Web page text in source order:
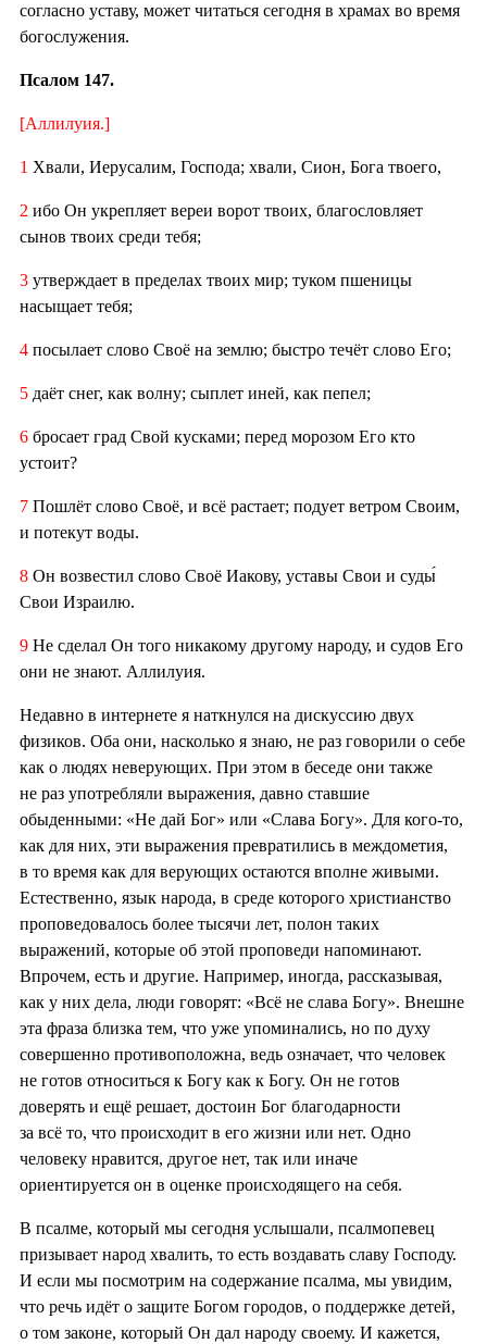
согласно уставу, может читаться сегодня в храмах во время
богослужения.
Псалом 147.
[Аллилуия.]
1 Хвали, Иерусалим, Господа; хвали, Сион, Бога твоего,
2 ибо Он укрепляет вереи ворот твоих, благословляет
сынов твоих среди тебя;
3 утверждает в пределах твоих мир; туком пшеницы
насыщает тебя;
4 посылает слово Своё на землю; быстро течёт слово Его;
5 даёт снег, как волну; сыплет иней, как пепел;
6 бросает град Свой кусками; перед морозом Его кто
устоит?
7 Пошлёт слово Своё, и всё растает; подует ветром Своим,
и потекут воды.
8 Он возвестил слово Своё Иакову, уставы Свои и суды́
Свои Израилю.
9 Не сделал Он того никакому другому народу, и судов Его
они не знают. Аллилуия.
Недавно в интернете я наткнулся на дискуссию двух
физиков. Оба они, насколько я знаю, не раз говорили о себе
как о людях неверующих. При этом в беседе они также
не раз употребляли выражения, давно ставшие
обыденными: «Не дай Бог» или «Слава Богу». Для кого-то,
как для них, эти выражения превратились в междометия,
в то время как для верующих остаются вполне живыми.
Естественно, язык народа, в среде которого христианство
проповедовалось более тысячи лет, полон таких
выражений, которые об этой проповеди напоминают.
Впрочем, есть и другие. Например, иногда, рассказывая,
как у них дела, люди говорят: «Всё не слава Богу». Внешне
эта фраза близка тем, что уже упоминались, но по духу
совершенно противоположна, ведь означает, что человек
не готов относиться к Богу как к Богу. Он не готов
доверять и ещё решает, достоин Бог благодарности
за всё то, что происходит в его жизни или нет. Одно
человеку нравится, другое нет, так или иначе
ориентируется он в оценке происходящего на себя.
В псалме, который мы сегодня услышали, псалмопевец
призывает народ хвалить, то есть воздавать славу Господу.
И если мы посмотрим на содержание псалма, мы увидим,
что речь идёт о защите Богом городов, о поддержке детей,
о том законе, который Он дал народу своему. И кажется,